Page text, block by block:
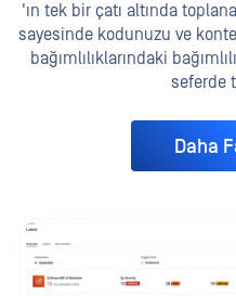
'ın tek bir çatı altında
sayesinde kodunuzu ve
bağımlılıklarındaki
seferde
Daha